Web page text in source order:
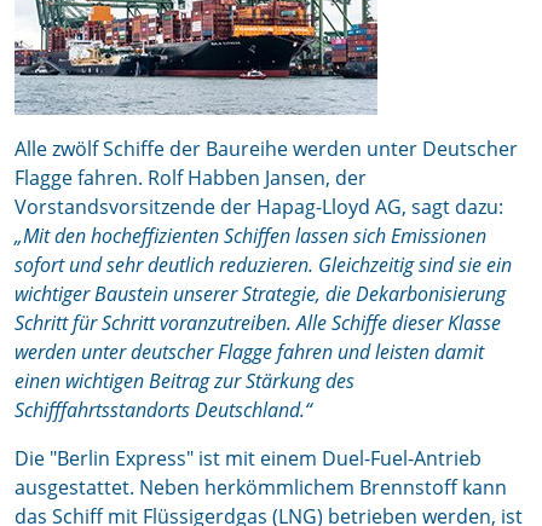
Alle zwölf Schiffe der Baureihe werden unter Deutscher
Flagge fahren. Rolf Habben Jansen, der
Vorstandsvorsitzende der Hapag-Lloyd AG, sagt dazu:
„Mit den hocheffizienten Schiffen lassen sich Emissionen
sofort und sehr deutlich reduzieren. Gleichzeitig sind sie ein
wichtiger Baustein unserer Strategie, die Dekarbonisierung
Schritt für Schritt voranzutreiben. Alle Schiffe dieser Klasse
werden unter deutscher Flagge fahren und leisten damit
einen wichtigen Beitrag zur Stärkung des
Schifffahrtsstandorts Deutschland.“
Die "Berlin Express" ist mit einem Duel-Fuel-Antrieb
ausgestattet. Neben herkömmlichem Brennstoff kann
das Schiff mit Flüssigerdgas (LNG) betrieben werden, ist